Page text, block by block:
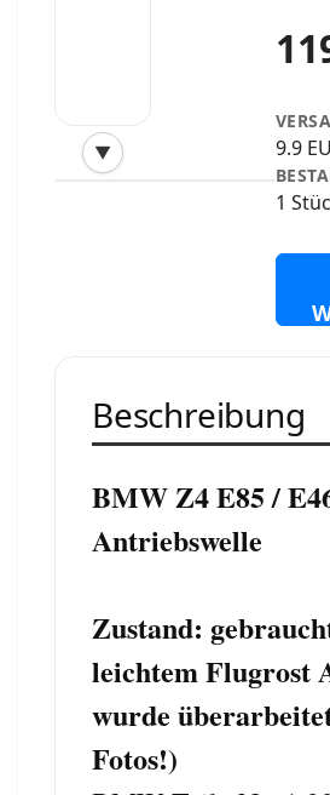
▼
‹
9.9
1
Beschreibung
BMW Z4 E85 /
Antriebswelle
Zustand:
leichtem Flugrost
wurde
Fotos!)